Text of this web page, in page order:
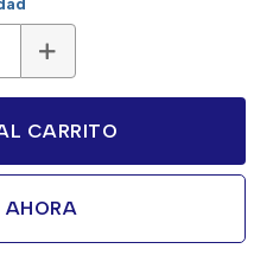
CARRITO
AHORA